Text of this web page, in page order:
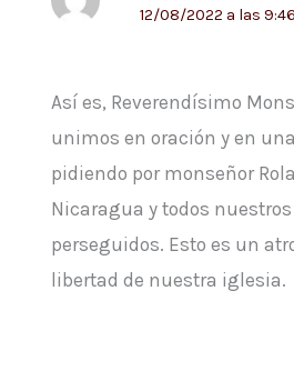
12/08/2022 a las
Así es, Reverendísimo
unimos en oración y en
pidiendo por monseñor
Nicaragua y todos
perseguidos. Esto es un
libertad de nuestra iglesia.